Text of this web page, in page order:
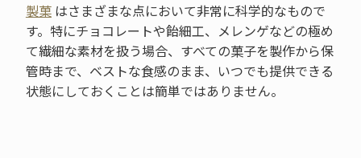
製菓はさまざまな点において非常に科学的なもので
す。特にチョコレートや飴細工、メレンゲなどの極め
て繊細な素材を扱う場合、すべての菓子を製作から保
管時まで、ベストな食感のまま、いつでも提供できる
状態にしておくことは簡単ではありません。